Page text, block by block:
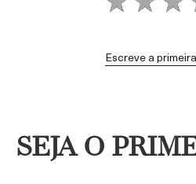
Escreve a
SEJA O